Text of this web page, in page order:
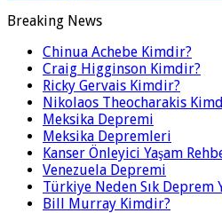
Breaking News
Chinua Achebe Kimdir?
Craig Higginson Kimdir?
Ricky Gervais Kimdir?
Nikolaos Theocharakis
Meksika Depremi
Meksika Depremleri
Kanser Önleyici Yaşam
Venezuela Depremi
Türkiye Neden Sık Deprem
Bill Murray Kimdir?